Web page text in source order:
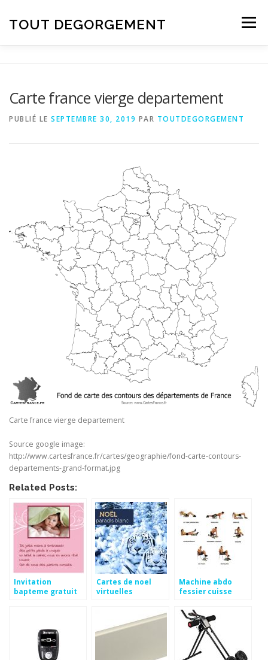
TOUT DEGORGEMENT Menu
Carte france vierge departement
PUBLIÉ LE SEPTEMBRE 30, 2019 PAR TOUTDEGORGEMENT
Carte france vierge departement
Source google image:
http://www.cartesfrance.fr/cartes/geographie/fond-carte-contours-
departements-grand-format.jpg
Related Posts:
Invitation
bapteme gratuit
Cartes de noel
virtuelles
Machine abdo
fessier cuisse